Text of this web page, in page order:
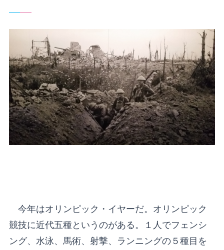
今年はオリンピック・イヤーだ。オリンピック
競技に近代五種というのがある。１人でフェンシ
ング、水泳、馬術、射撃、ランニングの５種目を